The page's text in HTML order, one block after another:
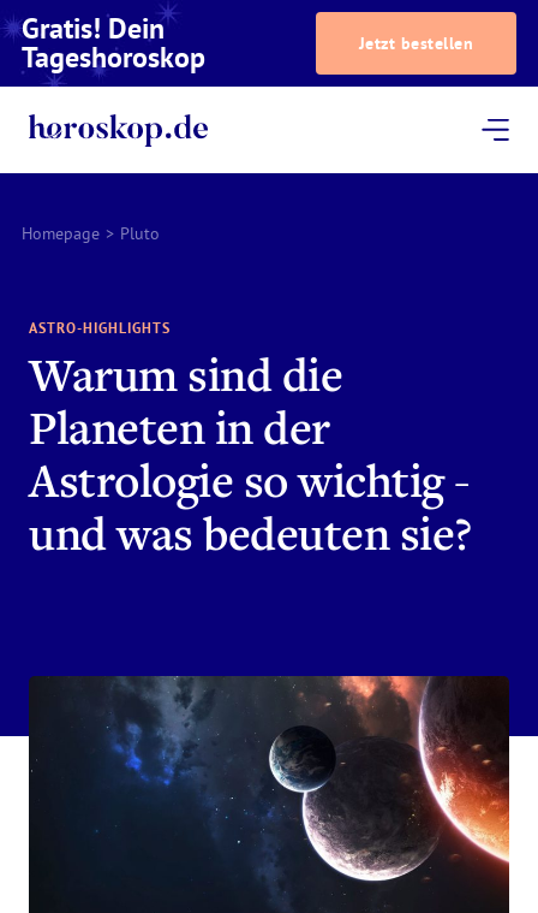
Gratis! Dein
Tageshoroskop Jetzt bestellen
Homepage > Pluto
ASTRO-HIGHLIGHTS
Warum sind die
Planeten in der
Astrologie so wichtig -
und was bedeuten sie?